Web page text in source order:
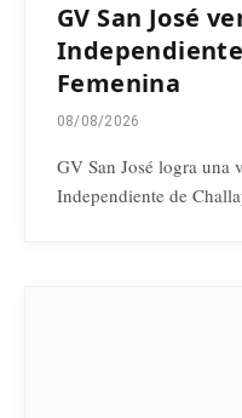
GV San José
Femenina
08/08/2026
GV San José logra una
Independiente de